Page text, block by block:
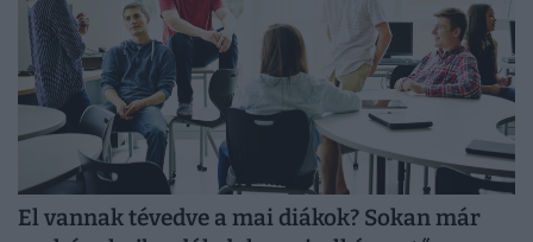
El vannak tévedve a mai diákok? Sokan már